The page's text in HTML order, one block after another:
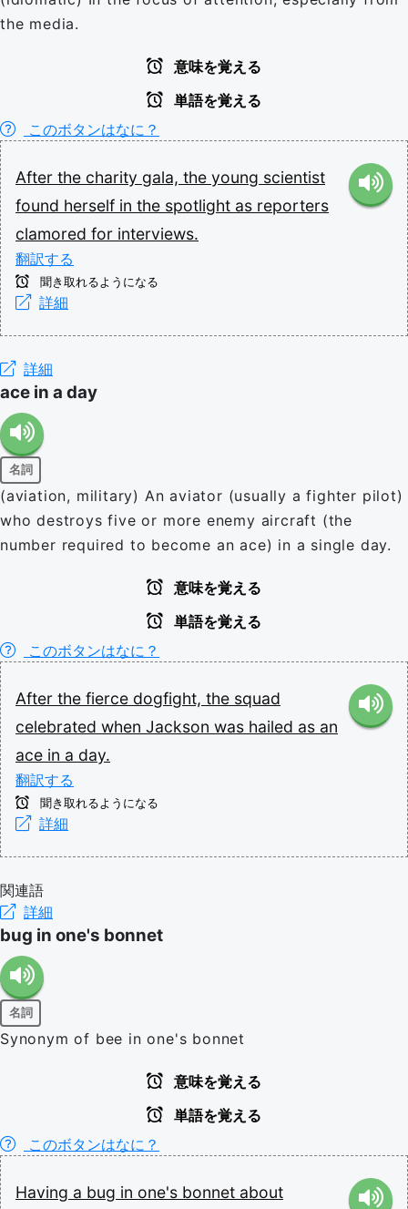
the media.
意味を覚える
単語を覚える
このボタンはなに？
After the charity gala, the young scientist
found herself in the spotlight as reporters
clamored for interviews.
翻訳する
聞き取れるようになる
詳細
詳細
ace in a day
名詞
(aviation, military) An aviator (usually a fighter pilot)
who destroys five or more enemy aircraft (the
number required to become an ace) in a single day.
意味を覚える
単語を覚える
このボタンはなに？
After the fierce dogfight, the squad
celebrated when Jackson was hailed as an
ace in a day.
翻訳する
聞き取れるようになる
詳細
関連語
詳細
bug in one's bonnet
名詞
Synonym of bee in one's bonnet
意味を覚える
単語を覚える
このボタンはなに？
Having a bug in one's bonnet about